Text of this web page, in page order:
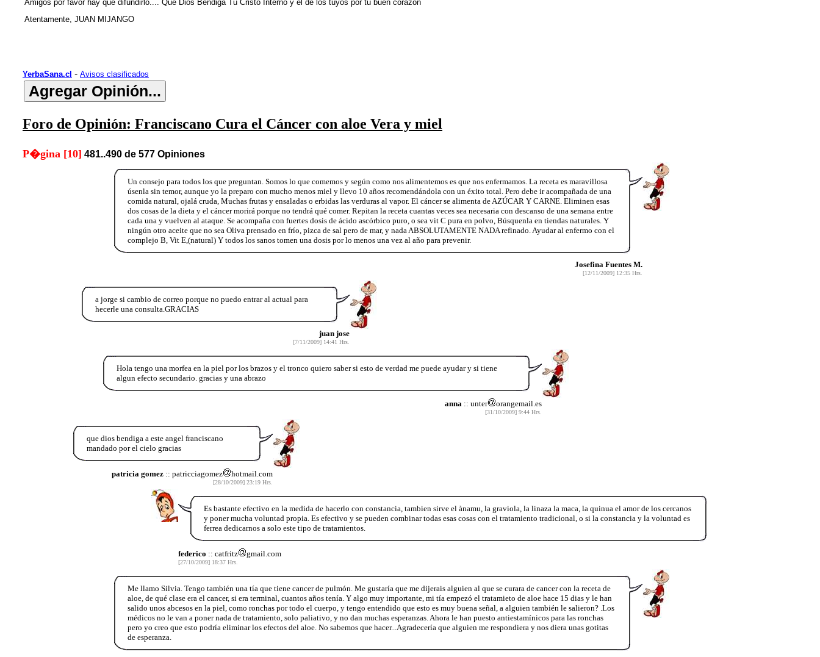
Amigos por favor hay que difundirlo.... Que Dios Bendiga Tu Cristo Interno y el de los tuyos por tu buen corazón
Atentamente, JUAN MIJANGO
YerbaSana.cl - Avisos clasificados
Foro de Opinión: Franciscano Cura el Cáncer con aloe Vera y miel
P�gina [10] 481..490 de 577 Opiniones
Un consejo para todos los que preguntan. Somos lo que comemos y según como nos alimentemos es que nos enfermamos. La receta es maravillosa
úsenla sin temor, aunque yo la preparo con mucho menos miel y llevo 10 años recomendándola con un éxito total. Pero debe ir acompañada de una
comida natural, ojalá cruda, Muchas frutas y ensaladas o erbidas las verduras al vapor. El cáncer se alimenta de AZÚCAR Y CARNE. Eliminen esas
dos cosas de la dieta y el cáncer morirá porque no tendrá qué comer. Repitan la receta cuantas veces sea necesaria con descanso de una semana entre
cada una y vuelven al ataque. Se acompaña con fuertes dosis de ácido ascórbico puro, o sea vit C pura en polvo, Búsquenla en tiendas naturales. Y
ningún otro aceite que no sea Oliva prensado en frío, pizca de sal pero de mar, y nada ABSOLUTAMENTE NADA refinado. Ayudar al enfermo con el
complejo B, Vit E,(natural) Y todos los sanos tomen una dosis por lo menos una vez al año para prevenir.
Josefina Fuentes M.
[12/11/2009] 12:35 Hrs.
a jorge si cambio de correo porque no puedo entrar al actual para
hecerle una consulta.GRACIAS
juan jose
[7/11/2009] 14:41 Hrs.
Hola tengo una morfea en la piel por los brazos y el tronco quiero saber si esto de verdad me puede ayudar y si tiene
algun efecto secundario. gracias y una abrazo
anna :: unter orangemail.es
[31/10/2009] 9:44 Hrs.
que dios bendiga a este angel franciscano
mandado por el cielo gracias
patricia gomez:: patricciagomez hotmail.com
[28/10/2009] 23:19 Hrs.
Es bastante efectivo en la medida de hacerlo con constancia, tambien sirve el ànamu, la graviola, la linaza la maca, la quinua el amor de los cercanos
y poner mucha voluntad propia. Es efectivo y se pueden combinar todas esas cosas con el tratamiento tradicional, o si la constancia y la voluntad es
ferrea dedicarnos a solo este tipo de tratamientos.
federico :: catfritz gmail.com
[27/10/2009] 18:37 Hrs.
Me llamo Silvia. Tengo también una tía que tiene cancer de pulmón. Me gustaría que me dijerais alguien al que se curara de cancer con la receta de
aloe, de qué clase era el cancer, si era terminal, cuantos años tenía. Y algo muy importante, mi tía empezó el tratamieto de aloe hace 15 dias y le han
salido unos abcesos en la piel, como ronchas por todo el cuerpo, y tengo entendido que esto es muy buena señal, a alguien también le salieron? .Los
médicos no le van a poner nada de tratamiento, solo paliativo, y no dan muchas esperanzas. Ahora le han puesto antiestamínicos para las ronchas
pero yo creo que esto podría eliminar los efectos del aloe. No sabemos que hacer...Agradecería que alguien me respondiera y nos diera unas gotitas
de esperanza.